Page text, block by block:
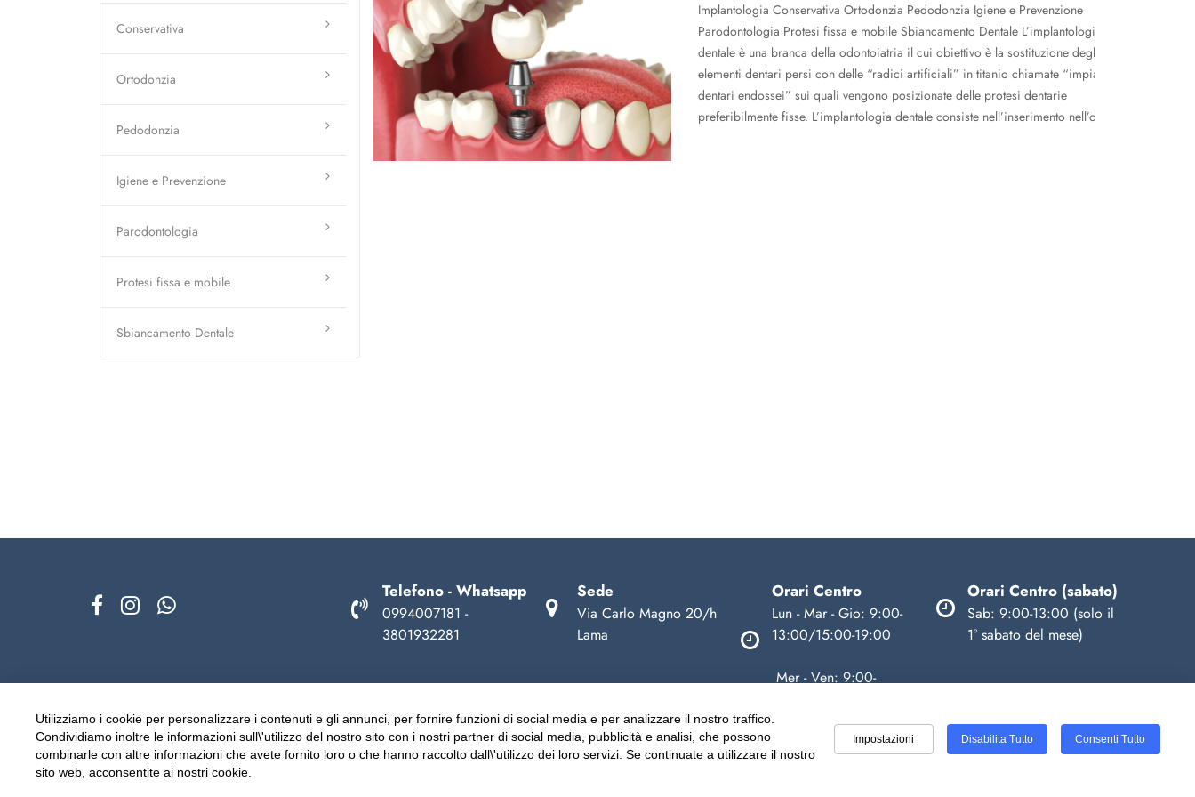
Conservativa
Ortodonzia
Pedodonzia
Igiene e Prevenzione
Parodontologia
Protesi fissa e mobile
Sbiancamento Dentale
Implantologia Conservativa Ortodonzia Pedodonzia Igiene e Prevenzione
Parodontologia Protesi fissa e mobile Sbiancamento Dentale L’implantologia
dentale è una branca della odontoiatria il cui obiettivo è la sostituzione degli
elementi dentari persi con delle “radici artificiali” in titanio chiamate “impianti
dentari endossei” sui quali vengono posizionate delle protesi dentarie
preferibilmente fisse. L’implantologia dentale consiste nell’inserimento nell’osso…
Telefono - Whatsapp
0994007181 -
3801932281
Sede
Via Carlo Magno 20/h
Lama
Orari Centro
Lun - Mar - Gio: 9:00-
13:00/15:00-19:00
Mer - Ven: 9:00-
Orari Centro (sabato)
Sab: 9:00-13:00 (solo il
1° sabato del mese)
Sezione Legale E-mail
Utilizziamo i cookie per personalizzare i contenuti e gli annunci, per fornire funzioni di social media e per analizzare il nostro traffico.
Condividiamo inoltre le informazioni sull\'utilizzo del nostro sito con i nostri partner di social media, pubblicità e analisi, che possono
combinarle con altre informazioni che avete fornito loro o che hanno raccolto dall\'utilizzo dei loro servizi. Se continuate a utilizzare il nostro
sito web, acconsentite ai nostri cookie.
Impostazioni Disabilita Tutto Consenti Tutto